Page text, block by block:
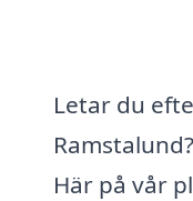
Letar du
Här på vår